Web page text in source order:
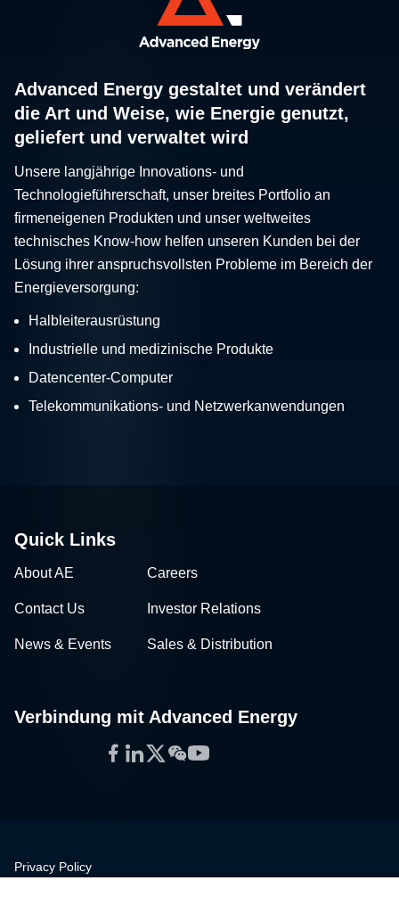
Advanced Energy gestaltet und verändert
die Art und Weise, wie Energie genutzt,
geliefert und verwaltet wird
Unsere langjährige Innovations- und
Technologieführerschaft, unser breites Portfolio an
firmeneigenen Produkten und unser weltweites
technisches Know-how helfen unseren Kunden bei der
Lösung ihrer anspruchsvollsten Probleme im Bereich der
Energieversorgung:
Halbleiterausrüstung
Industrielle und medizinische Produkte
Datencenter-Computer
Telekommunikations- und Netzwerkanwendungen
Quick Links
About AE Careers
Contact Us Investor Relations
News & Events Sales & Distribution
Verbindung mit Advanced Energy
Facebook
LinkedIn
Twitter
WeChat
YouTube
Privacy Policy